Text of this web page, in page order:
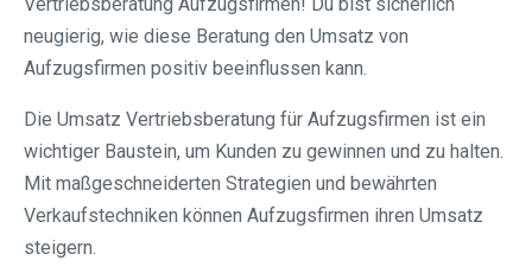
neugierig, wie diese Beratung den Umsatz von
Aufzugsfirmen positiv beeinflussen kann.
Die Umsatz Vertriebsberatung für Aufzugsfirmen ist ein
wichtiger Baustein, um Kunden zu gewinnen und zu halten.
Mit maßgeschneiderten Strategien und bewährten
Verkaufstechniken können Aufzugsfirmen ihren Umsatz
steigern.